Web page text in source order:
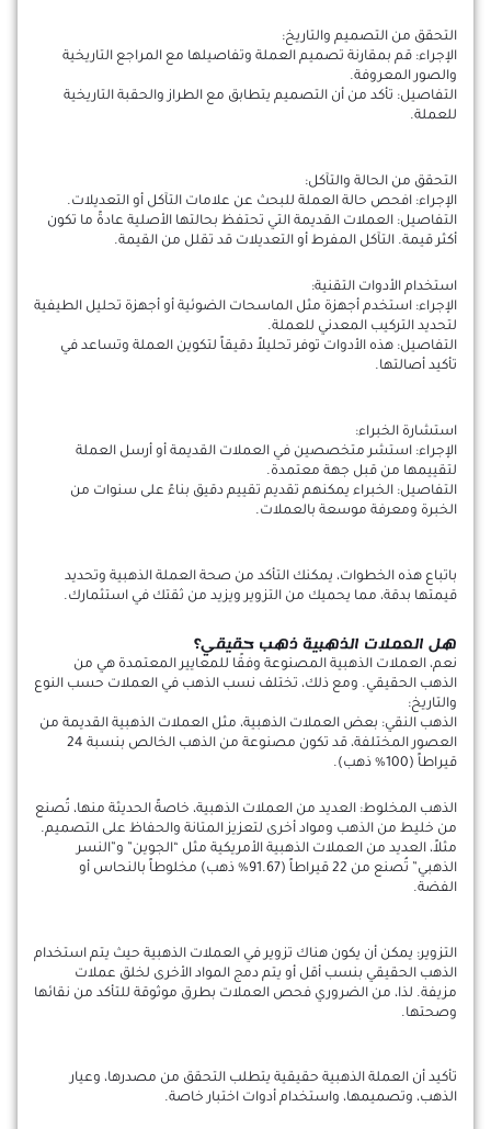
التحقق من التصميم والتاريخ:
الإجراء: قم بمقارنة تصميم العملة وتفاصيلها مع المراجع التاريخية
والصور المعروفة.
التفاصيل: تأكد من أن التصميم يتطابق مع الطراز والحقبة التاريخية
للعملة.
التحقق من الحالة والتآكل:
الإجراء: افحص حالة العملة للبحث عن علامات التآكل أو التعديلات.
التفاصيل: العملات القديمة التي تحتفظ بحالتها الأصلية عادةً ما تكون
أكثر قيمة. التآكل المفرط أو التعديلات قد تقلل من القيمة.
استخدام الأدوات التقنية:
الإجراء: استخدم أجهزة مثل الماسحات الضوئية أو أجهزة تحليل الطيفية
لتحديد التركيب المعدني للعملة.
التفاصيل: هذه الأدوات توفر تحليلاً دقيقاً لتكوين العملة وتساعد في
تأكيد أصالتها.
استشارة الخبراء:
الإجراء: استشر متخصصين في العملات القديمة أو أرسل العملة
لتقييمها من قبل جهة معتمدة.
التفاصيل: الخبراء يمكنهم تقديم تقييم دقيق بناءً على سنوات من
الخبرة ومعرفة موسعة بالعملات.
باتباع هذه الخطوات، يمكنك التأكد من صحة العملة الذهبية وتحديد
قيمتها بدقة، مما يحميك من التزوير ويزيد من ثقتك في استثمارك.
هل العملات الذهبية ذهب حقيقي؟
نعم، العملات الذهبية المصنوعة وفقًا للمعايير المعتمدة هي من
الذهب الحقيقي. ومع ذلك، تختلف نسب الذهب في العملات حسب النوع
والتاريخ:
الذهب النقي: بعض العملات الذهبية، مثل العملات الذهبية القديمة من
العصور المختلفة، قد تكون مصنوعة من الذهب الخالص بنسبة 24
قيراطاً (100% ذهب).
الذهب المخلوط: العديد من العملات الذهبية، خاصةً الحديثة منها، تُصنع
من خليط من الذهب ومواد أخرى لتعزيز المتانة والحفاظ على التصميم.
مثلاً، العديد من العملات الذهبية الأمريكية مثل “الجوين” و”النسر
الذهبي” تُصنع من 22 قيراطاً (91.67% ذهب) مخلوطاً بالنحاس أو
الفضة.
التزوير: يمكن أن يكون هناك تزوير في العملات الذهبية حيث يتم استخدام
الذهب الحقيقي بنسب أقل أو يتم دمج المواد الأخرى لخلق عملات
مزيفة. لذا، من الضروري فحص العملات بطرق موثوقة للتأكد من نقائها
وصحتها.
تأكيد أن العملة الذهبية حقيقية يتطلب التحقق من مصدرها، وعيار
الذهب، وتصميمها، واستخدام أدوات اختبار خاصة.